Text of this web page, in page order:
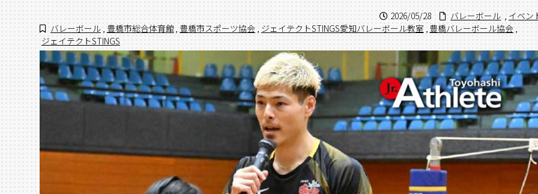
2026/05/28 バレーボール , イベン
バレーボール , 豊橋市総合体育館, 豊橋市スポーツ協会 , ジェイテクトSTINGS愛知バレーボール教室 , 豊橋バレーボール協会 ,
ジェイテクトSTINGS